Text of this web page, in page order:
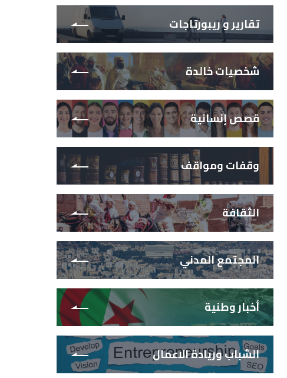
تقارير و ريبورتاجات
شخصيات خالدة
قصص إنسانية
وقفات ومواقف
الثقافة
المجتمع المدني
أخبار وطنية
الشباب وريادة الاعمال